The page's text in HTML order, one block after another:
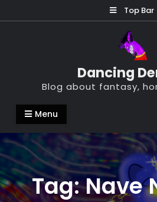
to
Top Bar
Dancing
Blog about fantasy,
Menu
Tag:Nave